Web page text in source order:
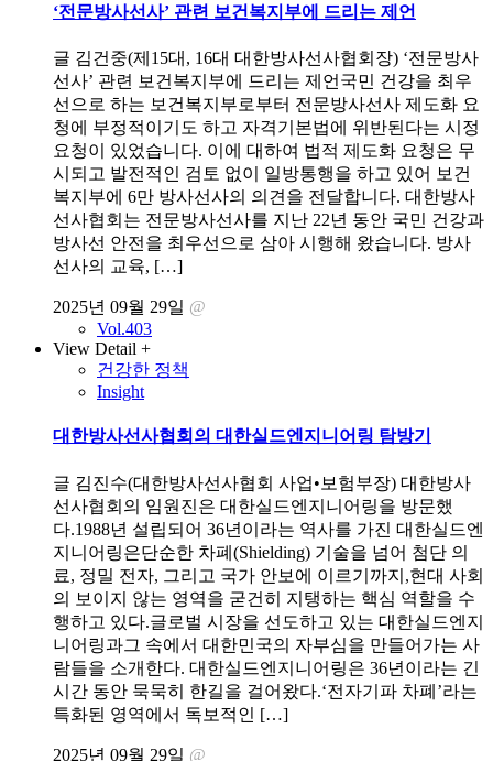
‘전문방사선사’ 관련 보건복지부에 드리는 제언
글 김건중(제15대, 16대 대한방사선사협회장) ‘전문방사
선사’ 관련 보건복지부에 드리는 제언국민 건강을 최우
선으로 하는 보건복지부로부터 전문방사선사 제도화 요
청에 부정적이기도 하고 자격기본법에 위반된다는 시정
요청이 있었습니다. 이에 대하여 법적 제도화 요청은 무
시되고 발전적인 검토 없이 일방통행을 하고 있어 보건
복지부에 6만 방사선사의 의견을 전달합니다. 대한방사
선사협회는 전문방사선사를 지난 22년 동안 국민 건강과
방사선 안전을 최우선으로 삼아 시행해 왔습니다. 방사
선사의 교육, […]
2025년 09월 29일 @
Vol.403
View Detail +
건강한 정책
Insight
대한방사선사협회의 대한실드엔지니어링 탐방기
글 김진수(대한방사선사협회 사업•보험부장) 대한방사
선사협회의 임원진은 대한실드엔지니어링을 방문했
다.1988년 설립되어 36년이라는 역사를 가진 대한실드엔
지니어링은단순한 차폐(Shielding) 기술을 넘어 첨단 의
료, 정밀 전자, 그리고 국가 안보에 이르기까지,현대 사회
의 보이지 않는 영역을 굳건히 지탱하는 핵심 역할을 수
행하고 있다.글로벌 시장을 선도하고 있는 대한실드엔지
니어링과그 속에서 대한민국의 자부심을 만들어가는 사
람들을 소개한다. 대한실드엔지니어링은 36년이라는 긴
시간 동안 묵묵히 한길을 걸어왔다.‘전자기파 차폐’라는
특화된 영역에서 독보적인 […]
2025년 09월 29일 @